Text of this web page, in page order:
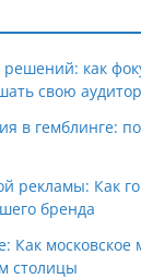
как
свою
в гемблинге:
рекламы: Как
бренда
Как московское
столицы